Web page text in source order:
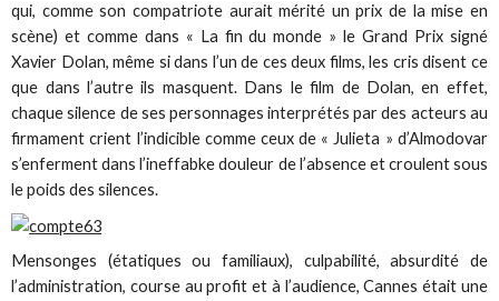
qui, comme son compatriote aurait mérité un prix de la mise en
scène) et comme dans « La fin du monde » le Grand Prix signé
Xavier Dolan, même si dans l’un de ces deux films, les cris disent ce
que dans l’autre ils masquent. Dans le film de Dolan, en effet,
chaque silence de ses personnages interprétés par des acteurs au
firmament crient l’indicible comme ceux de « Julieta » d’Almodovar
s’enferment dans l’ineffabke douleur de l’absence et croulent sous
le poids des silences.
Mensonges (étatiques ou familiaux), culpabilité, absurdité de
l’administration, course au profit et à l’audience, Cannes était une